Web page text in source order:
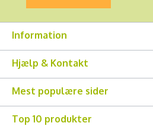
Information
Hjælp & Kontakt
Mest populære sider
Top 10 produkter